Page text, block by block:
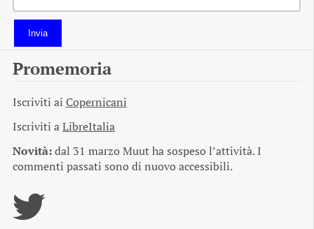
Invia
Promemoria
Iscriviti ai Copernicani
Iscriviti aLibreItalia
Novità:dal 31 marzo Muut ha sospeso l’attività. I
commenti passati sono di nuovo accessibili.